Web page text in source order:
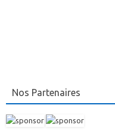
Nos Partenaires